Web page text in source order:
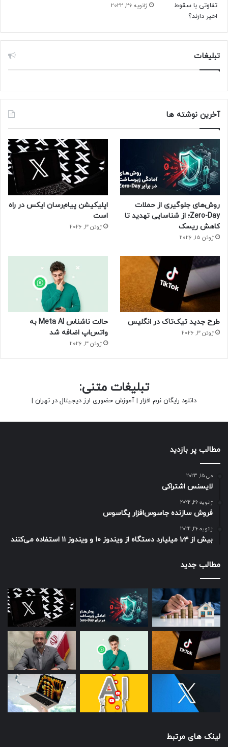
ژانویه 26, 2022
تبلیغات
آخرین نوشته ها
روش‌های جلوگیری از حملات
Zero-Day؛ از شناسایی تهدید تا
کاهش ریسک
ژوئن 15, 2026
اپلیکیشن پیام‌رسان ایکس در راه
است
ژوئن 3, 2026
طرح جدید تیک‌تاک در انگلیس
ژوئن 3, 2026
حالت ناشناس Meta AI به
واتس‌اپ اضافه شد
ژوئن 3, 2026
تبلیغات متنی:
دانلود رایگان نرم افزار آموزش حضوری ارز دیجیتال در تهران
مطالب پر بازدید
می 15, 2023
لایسنس اشتراکی
ژانویه 26, 2022
فروش سازنده جاسوس‌افزار پگاسوس
ژانویه 26, 2022
بیش از ۱٫۴ میلیارد دستگاه از ویندوز ۱۰ و ویندوز ۱۱ استفاده می‌کنند
مطالب جدید
لینک های مرتبط